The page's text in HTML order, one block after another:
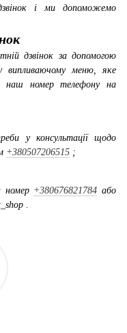
і ми допоможемо
дзвінок за допомогою
випливаючому меню, яке
наш номер телефону на
у консультації щодо
+380507206515 ;
номер +380676821784 або
.